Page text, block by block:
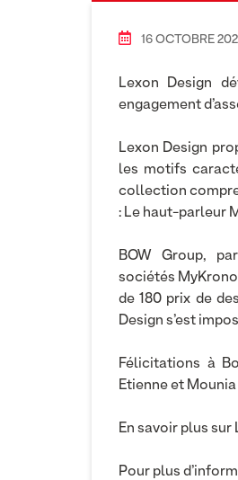
16 OCTOBRE
Lexon Design
engagement
Lexon Design
les motifs
collection
: Le haut-parleur
BOW Group,
sociétés
de 180 prix de
Design s’est
Félicitations à
Etienne et
En savoir plus sur
Pour plus